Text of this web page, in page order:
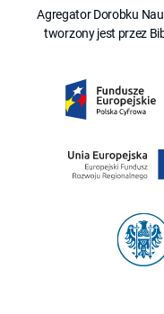
Agregator Dorobku
tworzony jest przez